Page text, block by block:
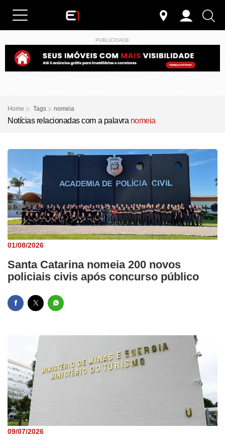
PUBLICIDADE
Home Tags nomeia
Notícias relacionadas com a palavra nomeia
01/08/2026
Santa Catarina nomeia 200 novos
policiais civis após concurso público
09/07/2026